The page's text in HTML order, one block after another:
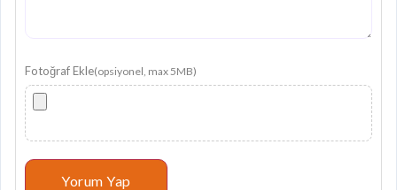
Fotoğraf Ekle(opsiyonel, max 5MB)
Yorum Yap